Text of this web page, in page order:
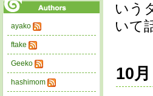
いう
いて
10月
ayako
ftake
Geeko
hashimom